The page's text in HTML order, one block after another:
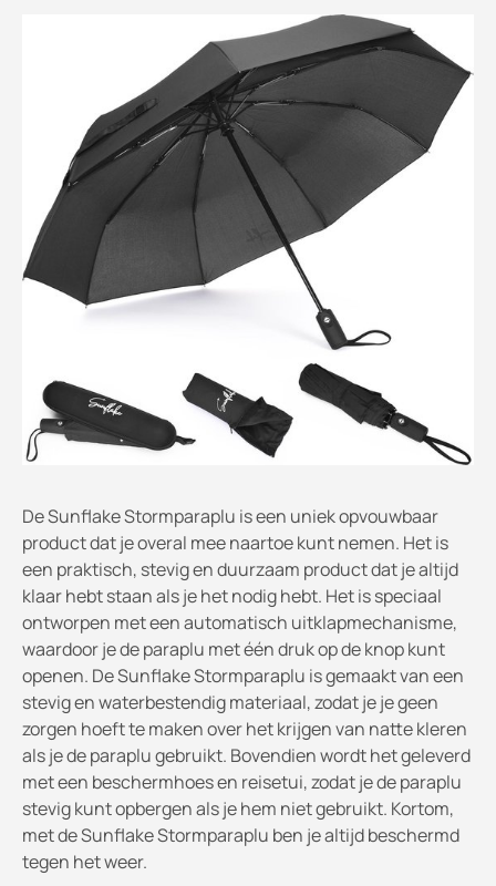
De Sunflake Stormparaplu is een uniek opvouwbaar
product dat je overal mee naartoe kunt nemen. Het is
een praktisch, stevig en duurzaam product dat je altijd
klaar hebt staan als je het nodig hebt. Het is speciaal
ontworpen met een automatisch uitklapmechanisme,
waardoor je de paraplu met één druk op de knop kunt
openen. De Sunflake Stormparaplu is gemaakt van een
stevig en waterbestendig materiaal, zodat je je geen
zorgen hoeft te maken over het krijgen van natte kleren
als je de paraplu gebruikt. Bovendien wordt het geleverd
met een beschermhoes en reisetui, zodat je de paraplu
stevig kunt opbergen als je hem niet gebruikt. Kortom,
met de Sunflake Stormparaplu ben je altijd beschermd
tegen het weer.